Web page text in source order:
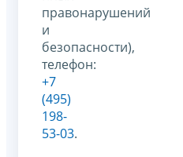
правонарушений
и
безопасности),
телефон:
+7
(495)
198-
53-03.